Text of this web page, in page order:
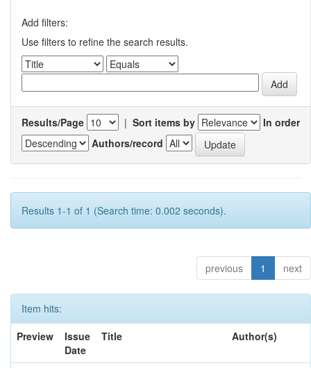
Add filters:
Use filters to refine the search results.
Results/Page | Sort items by
In order
Authors/record
Results 1-1 of 1 (Search time: 0.002 seconds).
previous 1 next
Item hits:
Preview
Issue
Date
Title Author(s)